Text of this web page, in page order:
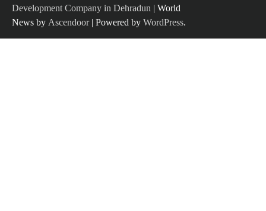
Development Company in Dehradun | World
News by Ascendoor| Powered by WordPress.